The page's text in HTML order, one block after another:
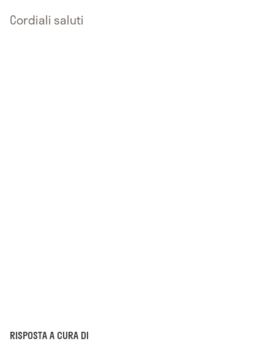
Cordiali saluti
RISPOSTA A CURA DI